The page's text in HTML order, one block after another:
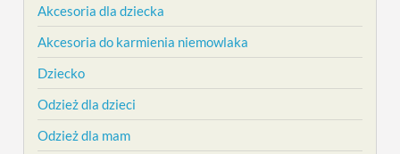
Akcesoria dla dziecka
Akcesoria do karmienia niemowlaka
Dziecko
Odzież dla dzieci
Odzież dla mam